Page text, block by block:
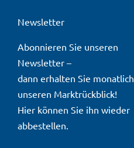
Newsletter
Abonnieren Sie unseren
Newsletter –
dann erhalten Sie monatlich
unseren Marktrückblick!
Hier können Sie ihn wieder
abbestellen.